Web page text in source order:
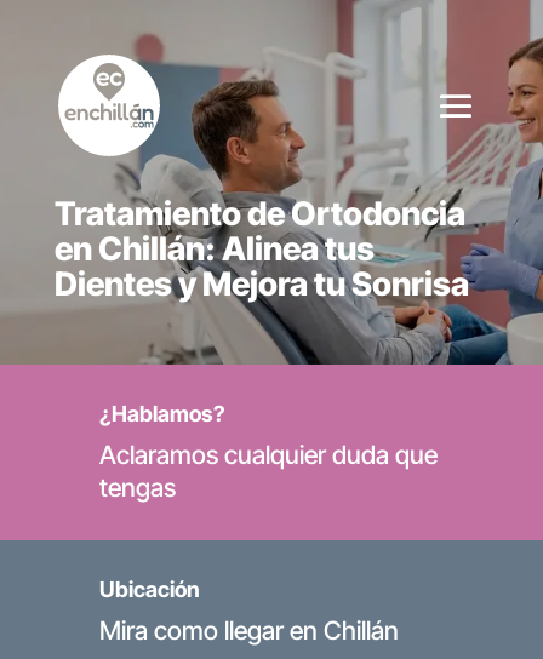
Tratamiento de Ortodoncia
en Chillán: Alinea tus
Dientes y Mejora tu Sonrisa
¿Hablamos?
Aclaramos cualquier duda que
tengas
Ubicación
Mira como llegar en Chillán